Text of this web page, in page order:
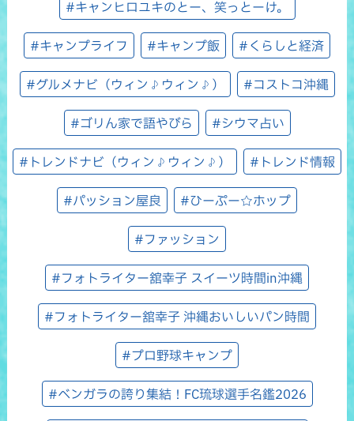
#キャンヒロユキのとー、笑っとーけ。
#キャンプライフ #キャンプ飯 #くらしと経済
#グルメナビ（ウィン♪ウィン♪） #コストコ沖縄
#ゴリん家で語やびら #シウマ占い
#トレンドナビ（ウィン♪ウィン♪） #トレンド情報
#パッション屋良 #ひーぷー☆ホップ
#ファッション
#フォトライター舘幸子 スイーツ時間in沖縄
#フォトライター舘幸子 沖縄おいしいパン時間
#プロ野球キャンプ
#ベンガラの誇り集結！FC琉球選手名鑑2026